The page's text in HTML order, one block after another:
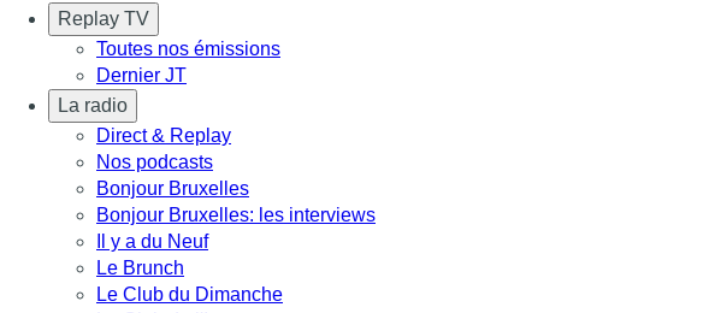
Replay TV
Toutes nos émissions
Dernier JT
La radio
Direct & Replay
Nos podcasts
Bonjour Bruxelles
Bonjour Bruxelles: les interviews
Il y a du Neuf
Le Brunch
Le Club du Dimanche